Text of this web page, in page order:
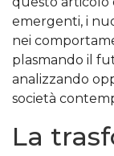
emergenti, i
nei
plasmando il
analizzando
società
La